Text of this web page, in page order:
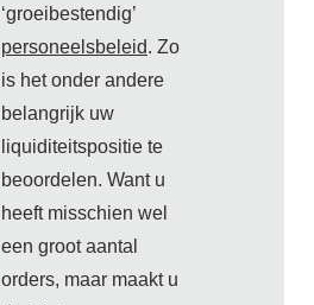
‘groeibestendig’
personeelsbeleid. Zo
is het onder andere
belangrijk uw
liquiditeitspositie te
beoordelen. Want u
heeft misschien wel
een groot aantal
orders, maar maakt u